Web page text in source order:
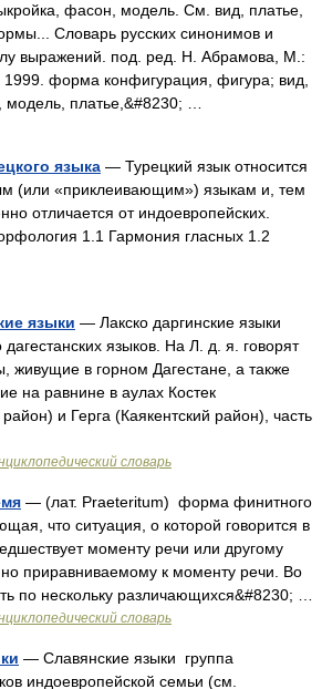
фасон, модель. См. вид, платье,
Словарь русских синонимов и
выражений. под. ред. Н. Абрамова, М.:
1999. форма конфигурация, фигура; вид,
платье,&#8230; …
языка — Турецкий язык относится
(или «приклеивающим») языкам и, тем
отличается от индоевропейских.
1.1 Гармония гласных 1.2
языки — Лакско даргинские языки
дагестанских языков. На Л. д. я. говорят
живущие в горном Дагестане, а также
на равнине в аулах Костек
и Герга (Каякентский район), часть
словарь
— (лат. Praeteritum) форма финитного
что ситуация, о которой говорится в
моменту речи или другому
приравниваемому к моменту речи. Во
по нескольку различающихся&#8230; …
словарь
— Славянские языки группа
индоевропейской семьи (см.